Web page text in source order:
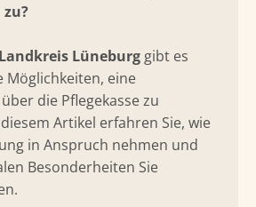
Landkreis Lüneburg gibt es
Möglichkeiten, eine
die Pflegekasse zu
Artikel erfahren Sie, wie
in Anspruch nehmen und
Besonderheiten Sie